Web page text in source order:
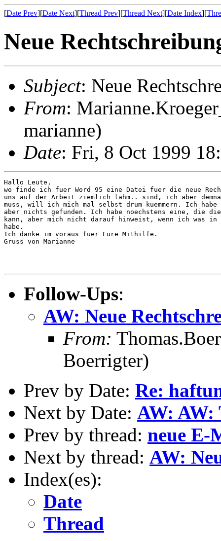
[Date Prev][Date Next][Thread Prev][Thread Next][Date Index][
Neue
Subject: Neue
From:
marianne)
Date: Fri, 8 Oct 1999
Hallo Leute,
wo finde ich fuer Word 95 eine Datei fuer die neue
uns auf der Arbeit ziemlich lahm.. sind, ich aber
muss, will ich mich mal selbst drum kuemmern. Ich
aber nichts gefunden. Ich habe noechstens eine, die die
kann, aber mich nicht darauf hinweist, wenn ich was in
habe.
Ich danke im voraus fuer Eure Mithilfe.
Gruss von Marianne
Follow-Ups:
AW: Neue
From:
Boerrigter)
Prev by Date: Re:
Next by Date: AW: AW:
Prev by thread: neue E-
Next by thread: AW:
Index(es):
Date
Thread